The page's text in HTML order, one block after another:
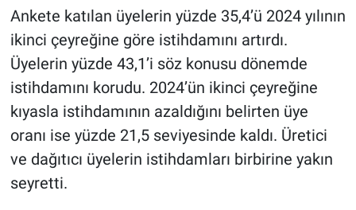
Ankete katılan üyelerin yüzde 35,4’ü 2024 yılının
ikinci çeyreğine göre istihdamını artırdı.
Üyelerin yüzde 43,1’i söz konusu dönemde
istihdamını korudu. 2024’ün ikinci çeyreğine
kıyasla istihdamının azaldığını belirten üye
oranı ise yüzde 21,5 seviyesinde kaldı. Üretici
ve dağıtıcı üyelerin istihdamları birbirine yakın
seyretti.